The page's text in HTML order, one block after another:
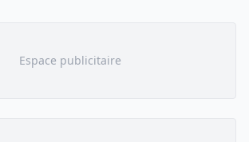
Espace publicitaire